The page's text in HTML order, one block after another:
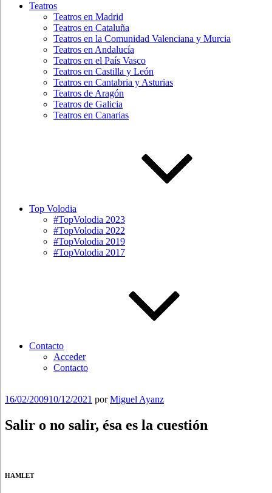
Teatros
Teatros en Madrid
Teatros en Cataluña
Teatros en la Comunidad Valenciana y Murcia
Teatros en Andalucía
Teatros en el País Vasco
Teatros en Castilla y León
Teatros en Cantabria y Asturias
Teatros de Aragón
Teatros de Galicia
Teatros en Canarias
Top Volodia
#TopVolodia 2023
#TopVolodia 2022
#TopVolodia 2019
#TopVolodia 2017
Contacto
Acceder
Contacto
Publicado
16/02/200910/12/2021 porMiguel Ayanz
Salir o no salir, ésa es la cuestión
HAMLET